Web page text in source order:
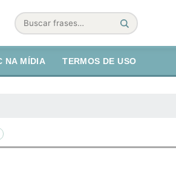
Buscar
NA MÍDIA TERMOS DE USO